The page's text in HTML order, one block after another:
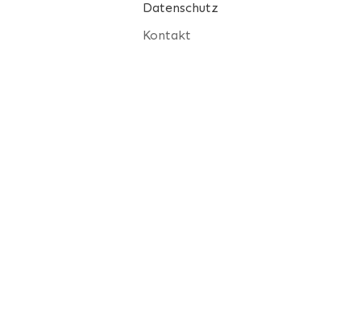
Datenschutz
Kontakt